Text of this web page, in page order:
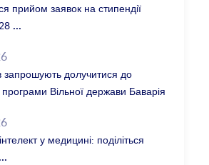
прийом заявок на стипендії
запрошують долучитися до
програми Вільної держави Баварія
у медицині: поділіться